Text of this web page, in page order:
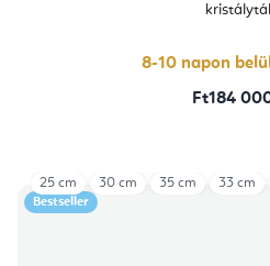
8-10 napon
Ft184
Bestseller
25 cm 30 cm 35 cm 33 cm